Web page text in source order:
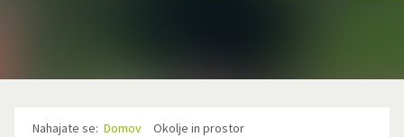
Nahajate se: Domov Okolje in prostor